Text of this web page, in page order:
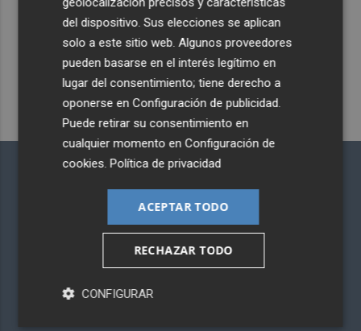
del dispositivo. Sus elecciones se aplican
solo a este sitio web. Algunos proveedores
pueden basarse en el interés legítimo en
lugar del consentimiento; tiene derecho a
oponerse enConfiguración de publicidad.
Puede retirar su consentimiento en
cualquier momento enConfiguración de
cookies.Política de privacidad
ACEPTAR TODO
RECHAZAR TODO
CONFIGURAR